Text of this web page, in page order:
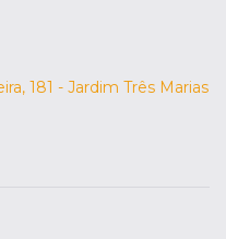
181 - Jardim Três Marias